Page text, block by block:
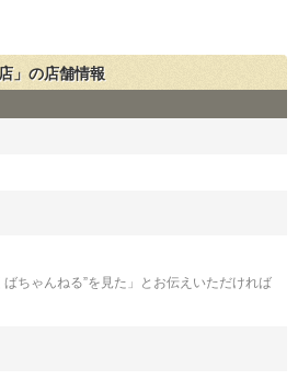
」の店舗情報
ちゃんねる”を見た」とお伝えいただければ